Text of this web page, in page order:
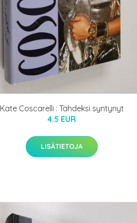
Kate Coscarelli : Tähdeksi syntynyt
4.5 EUR
LISÄTIETOJA